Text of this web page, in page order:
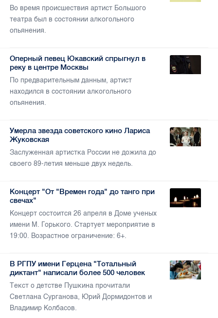
Во время происшествия артист Большого
театра был в состоянии алкогольного
опьянения.
Оперный певец Юкавский спрыгнул в
реку в центре Москвы
По предварительным данным, артист
находился в состоянии алкогольного
опьянения.
Умерла звезда советского кино Лариса
Жуковская
Заслуженная артистка России не дожила до
своего 89-летия меньше двух недель.
Концерт "От "Времен года" до танго при
свечах"
Концерт состоится 26 апреля в Доме ученых
имени М. Горького. Стартует мероприятие в
19:00. Возрастное ограничение: 6+.
В РГПУ имени Герцена "Тотальный
диктант" написали более 500 человек
Текст о детстве Пушкина прочитали
Светлана Сурганова, Юрий Дормидонтов и
Владимир Колбасов.